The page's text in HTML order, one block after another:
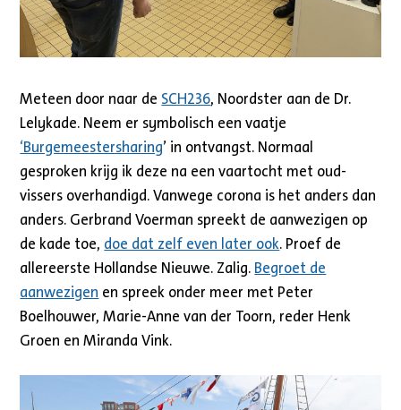
Meteen door naar de SCH236, Noordster aan de Dr.
Lelykade. Neem er symbolisch een vaatje
‘Burgemeestersharing’ in ontvangst. Normaal
gesproken krijg ik deze na een vaartocht met oud-
vissers overhandigd. Vanwege corona is het anders dan
anders. Gerbrand Voerman spreekt de aanwezigen op
de kade toe, doe dat zelf even later ook. Proef de
allereerste Hollandse Nieuwe. Zalig. Begroet de
aanwezigen en spreek onder meer met Peter
Boelhouwer, Marie-Anne van der Toorn, reder Henk
Groen en Miranda Vink.